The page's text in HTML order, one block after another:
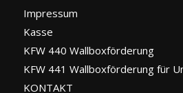
Impressum
Kasse
KFW 440 Wallboxförderung
KFW 441 Wallboxförderung für
KONTAKT